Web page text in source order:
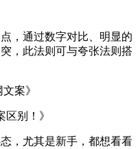
，通过数字对比、明显的
，此法则可与夸张法则搭
案》
别！》
，尤其是新手，都想看看